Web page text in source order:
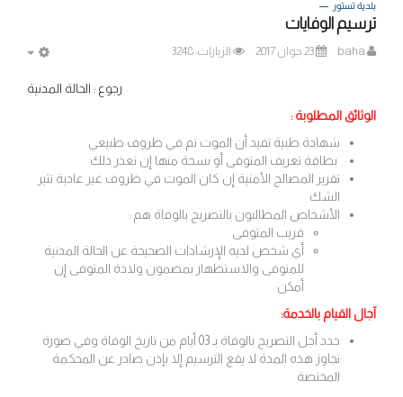
بلدية تستور
ترسيم الوفايات
baha 23 جوان 2017 الزيارات: 3248
رجوع : الحالة المدنية
الوثائق المطلوبة :
شهادة طبية تفيد أن الموت تم في ظروف طبيعي
بطاقة تعريف المتوفى أو نسخة منها إن تعذر ذلك
تقرير المصالح الأمنية إن كان الموت في ظروف غير عادية تثير
الشك
الأشخاص المطالبون بالتصريح بالوفاة هم :
قريب المتوفى
أي شخص لديه الإرشادات الصحيحة عن الحالة المدنية
للمتوفى والاستظهار بمضمون ولادة المتوفى إن
أمكن
آجال القيام بالخدمة:
حدد أجل التصريح بالوفاة بـ 03 أيام من تاريخ الوفاة وفي صورة
تجاوز هذه المدة لا يقع الترسيم إلا بإذن صادر عن المحكمة
المختصة